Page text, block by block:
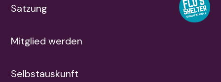
Satzung
Mitglied werden
Selbstauskunft